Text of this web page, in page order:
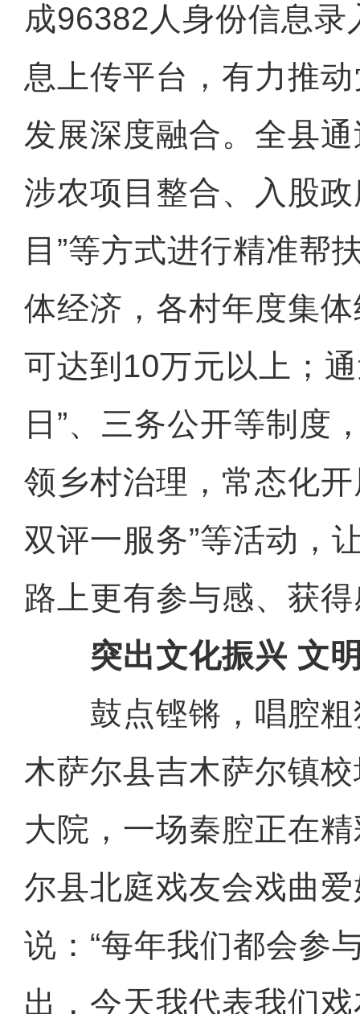
成96382人身份信息
息上传平台，有力推
发展深度融合。全县
涉农项目整合、入股
目”等方式进行精准帮
体经济，各村年度集
可达到10万元以上；
日”、三务公开等制度
领乡村治理，常态化
双评一服务”等活动，
路上更有参与感、获
突出文化振兴 文明
鼓点铿锵，唱腔粗
木萨尔县吉木萨尔镇
大院，一场秦腔正在
尔县北庭戏友会戏曲
说：“每年我们都会参
出，今天我代表我们